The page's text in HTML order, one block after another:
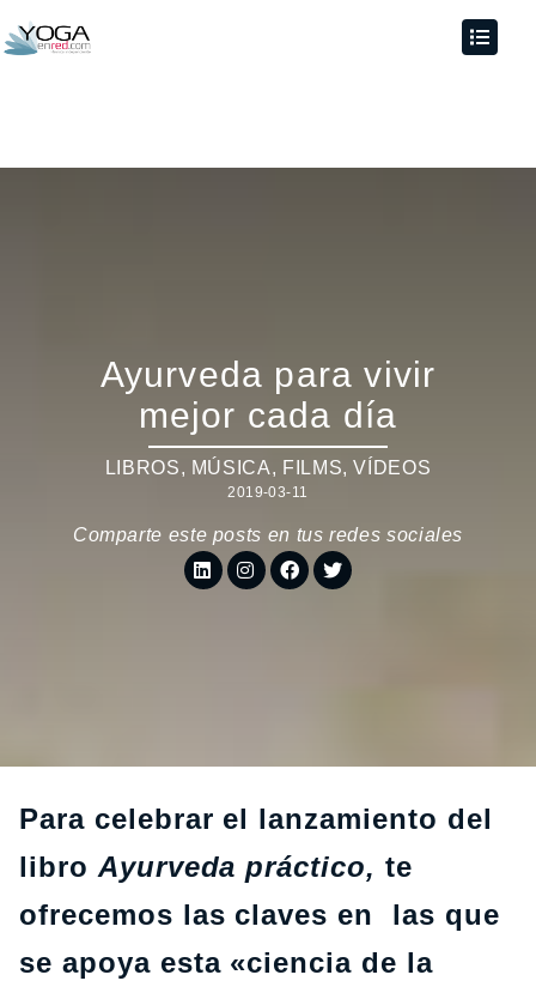
Ayurveda para vivir
mejor cada día
LIBROS, MÚSICA, FILMS, VÍDEOS
2019-03-11
Comparte este posts en tus redes sociales
Para celebrar el lanzamiento del
libro Ayurveda práctico, te
ofrecemos las claves en las que
se apoya esta «ciencia de la